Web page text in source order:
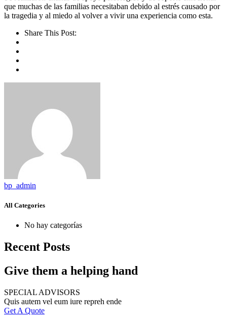
que muchas de las familias necesitaban debido al estrés causado por
la tragedia y al miedo al volver a vivir una experiencia como esta.
Share This Post:
bp_admin
All Categories
No hay categorías
Recent Posts
Give them a helping hand
SPECIAL ADVISORS
Quis autem vel eum iure repreh ende
Get A Quote